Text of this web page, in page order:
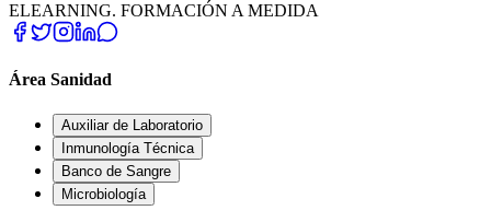
ELEARNING. FORMACIÓN A MEDIDA
Área Sanidad
Auxiliar de Laboratorio
Inmunología Técnica
Banco de Sangre
Microbiología